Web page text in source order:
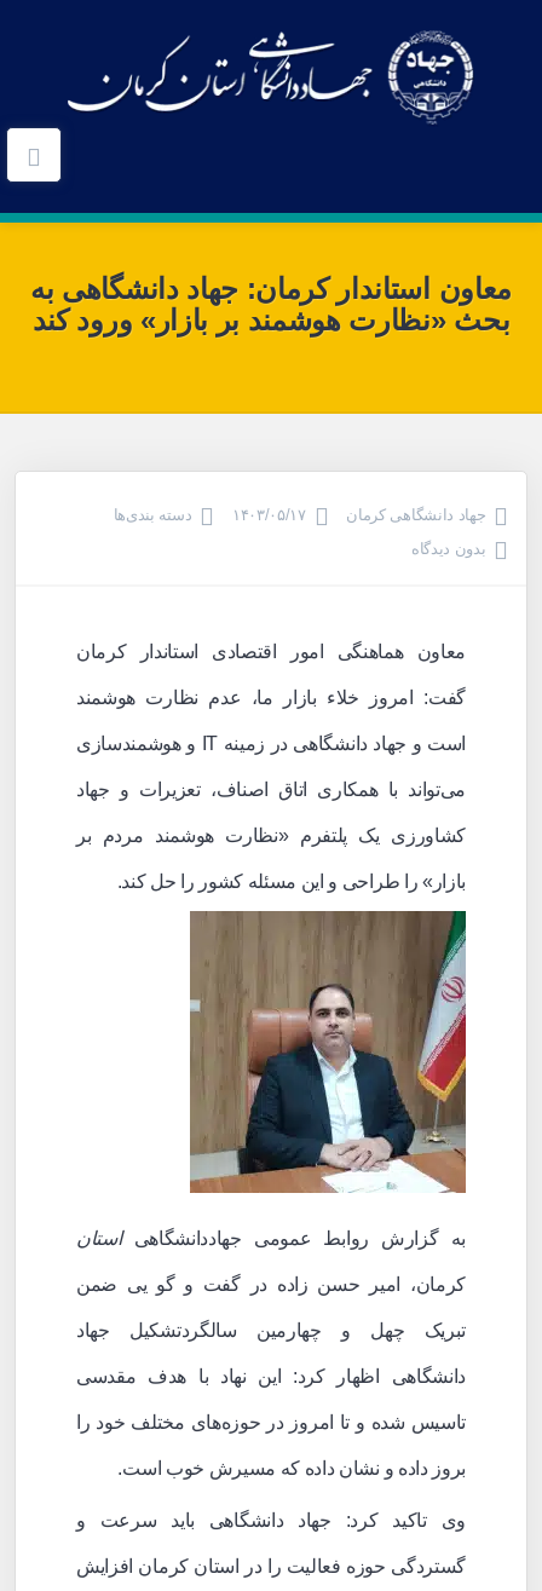
معاون استاندار کرمان: جهاد دانشگاهی به
بحث «نظارت هوشمند بر بازار» ورود کند
جهاد دانشگاهی کرمان ۱۴۰۳/۰۵/۱۷
دسته بندی‌ها
بدون دیدگاه
معاون هماهنگی امور اقتصادی استاندار کرمان
گفت: امروز خلاء بازار ما، عدم نظارت هوشمند
است و جهاد دانشگاهی در زمینه IT و هوشمندسازی
می‌تواند با همکاری اتاق اصناف، تعزیرات و جهاد
کشاورزی یک پلتفرم «نظارت هوشمند مردم بر
بازار» را طراحی و این مسئله کشور را حل کند.
به گزارش روابط عمومی جهاددانشگاهیاستان
کرمان، امیر حسن زاده در گفت و گو یی ضمن
تبریک چهل و چهارمین سالگردتشکیل جهاد
دانشگاهی اظهار کرد: این نهاد با هدف مقدسی
تاسیس شده و تا امروز در حوزه‌های مختلف خود را
بروز داده و نشان داده که مسیرش خوب است.
وی تاکید کرد: جهاد دانشگاهی باید سرعت و
گستردگی حوزه فعالیت را در استان کرمان افزایش